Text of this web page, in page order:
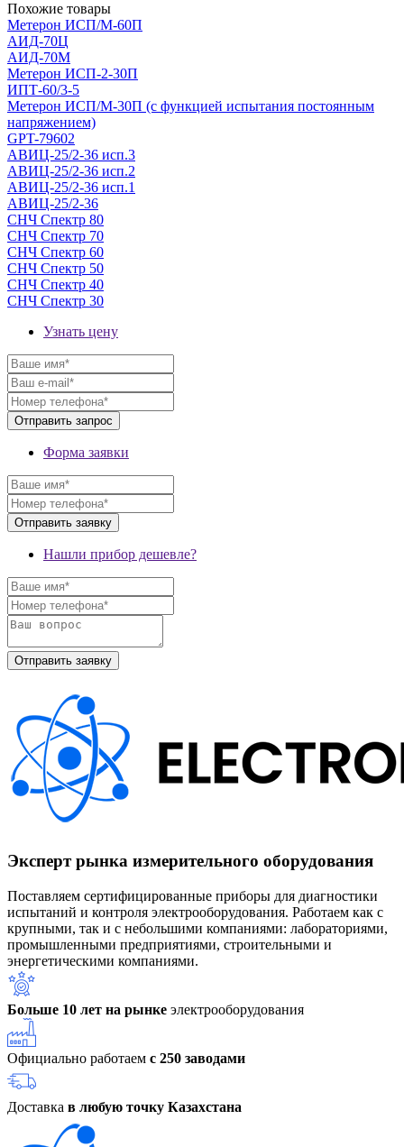
Похожие товары
Метерон ИСП/М-60П
АИД-70Ц
АИД-70М
Метерон ИСП-2-30П
ИПТ-60/3-5
Метерон ИСП/М-30П (с функцией испытания постоянным
напряжением)
GPT-79602
АВИЦ-25/2-36 исп.3
АВИЦ-25/2-36 исп.2
АВИЦ-25/2-36 исп.1
АВИЦ-25/2-36
СНЧ Спектр 80
СНЧ Спектр 70
СНЧ Спектр 60
СНЧ Спектр 50
СНЧ Спектр 40
СНЧ Спектр 30
Узнать цену
Форма заявки
Нашли прибор дешевле?
Эксперт рынка измерительного оборудования
Поставляем сертифицированные приборы для диагностики
испытаний и контроля электрооборудования. Работаем как с
крупными, так и с небольшими компаниями: лабораториями,
промышленными предприятиями, строительными и
энергетическими компаниями.
Больше 10 лет на рынке электрооборудования
Официально работаем с 250 заводами
Доставка в любую точку Казахстана